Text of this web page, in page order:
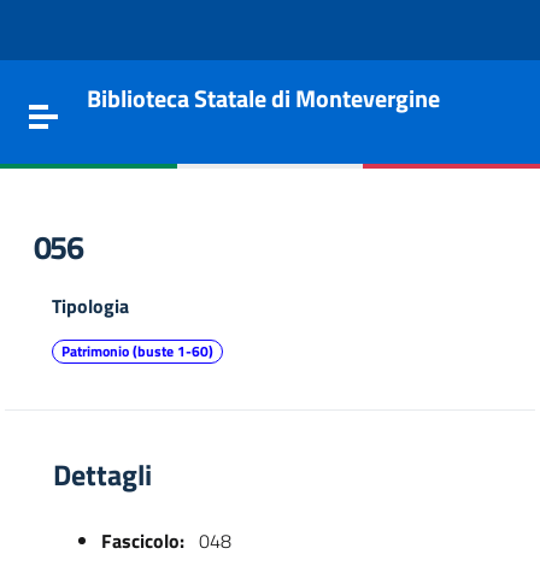
Toggle navigation
Biblioteca Statale di Montevergine
056
Tipologia
Patrimonio (buste 1-60)
Dettagli
Fascicolo: 048